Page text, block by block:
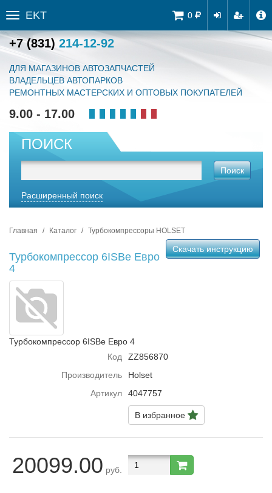
0
Toggle
sidebar
EKT
+7 (831) 214-12-92
ДЛЯ МАГАЗИНОВ АВТОЗАПЧАСТЕЙ
ВЛАДЕЛЬЦЕВ АВТОПАРКОВ
РЕМОНТНЫХ МАСТЕРСКИХ И ОПТОВЫХ ПОКУПАТЕЛЕЙ
9.00 - 17.00
ПОИСК
Поиск
Расширенный поиск
Главная Каталог Турбокомпрессоры HOLSET
Турбокомпрессор 6ISBe Eвро
4
Скачать инструкцию
Турбокомпрессор 6ISBe Eвро 4
Код
ZZ856870
Производитель
Holset
Артикул
4047757
В избранное
20099.00 руб.